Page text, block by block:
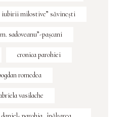
iubirii milostive” săvineşti
sadoveanu”-paşcani
cronica parohiei
romedea
vasilache